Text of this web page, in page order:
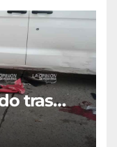
tras
Ricardo